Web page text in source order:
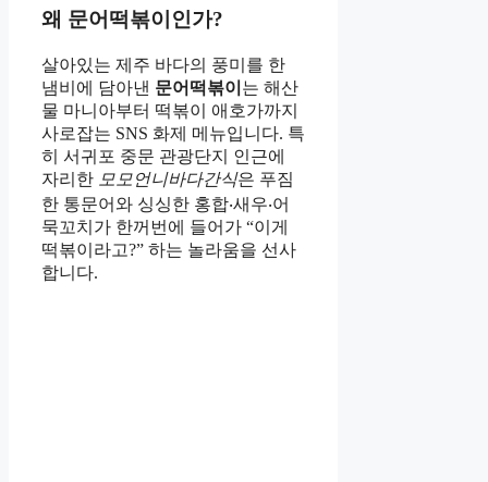
왜 문어떡볶이인가?
살아있는 제주 바다의 풍미를 한
냄비에 담아낸 문어떡볶이 는 해산
물 마니아부터 떡볶이 애호가까지
사로잡는 SNS 화제 메뉴입니다. 특
히 서귀포 중문 관광단지 인근에
자리한 모모언니바다간식은 푸짐
한 통문어와 싱싱한 홍합‧새우‧어
묵꼬치가 한꺼번에 들어가 “이게
떡볶이라고?” 하는 놀라움을 선사
합니다.